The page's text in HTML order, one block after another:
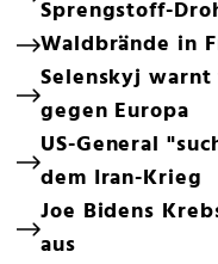
Sprengstoff-
Waldbrände in
Selenskyj warnt
gegen Europa
US-General
dem Iran-Krieg
Joe Bidens
aus